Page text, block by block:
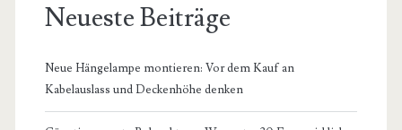
Neueste Beiträge
Neue Hängelampe montieren: Vor dem Kauf an
Kabelauslass und Deckenhöhe denken